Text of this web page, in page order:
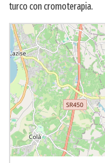
turco con cromoterapia.